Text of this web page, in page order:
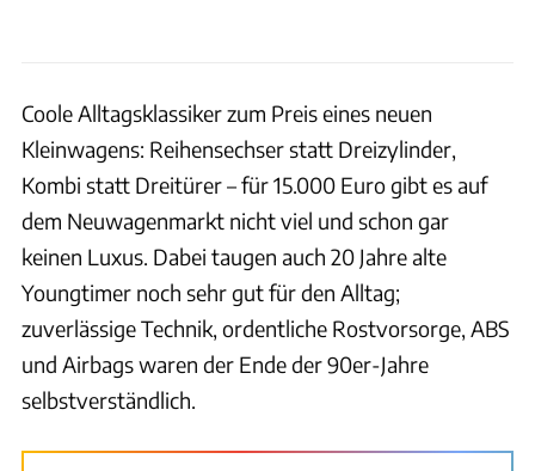
Coole Alltagsklassiker zum Preis eines neuen
Kleinwagens: Reihensechser statt Dreizylinder,
Kombi statt Dreitürer – für 15.000 Euro gibt es auf
dem Neuwagenmarkt nicht viel und schon gar
keinen Luxus. Dabei taugen auch 20 Jahre alte
Youngtimer noch sehr gut für den Alltag;
zuverlässige Technik, ordentliche Rostvorsorge, ABS
und Airbags waren der Ende der 90er-Jahre
selbstverständlich.